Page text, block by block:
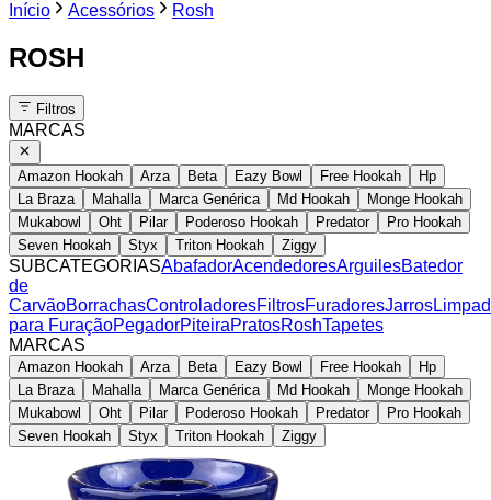
Início
Acessórios Rosh
ROSH
Filtros
MARCAS
Amazon Hookah Arza Beta Eazy Bowl Free Hookah
Hp
La Braza
Mahalla Marca Genérica Md Hookah
Monge Hookah
Mukabowl
Oht Pilar Poderoso Hookah Predator
Pro Hookah
Seven Hookah
Styx Triton Hookah Ziggy
SUBCATEGORIASAbafadorAcendedoresArguilesBatedor
de
CarvãoBorrachasControladoresFiltrosFuradoresJarros
para FuraçãoPegadorPiteiraPratosRoshTapetes
MARCAS
Amazon Hookah Arza Beta Eazy Bowl Free Hookah
Hp
La Braza
Mahalla Marca Genérica Md Hookah
Monge Hookah
Mukabowl
Oht Pilar Poderoso Hookah Predator
Pro Hookah
Seven Hookah
Styx Triton Hookah Ziggy